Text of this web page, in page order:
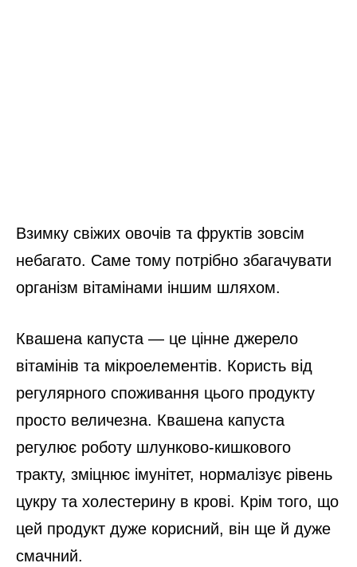
Взимку свіжих овочів та фруктів зовсім
небагато. Саме тому потрібно збагачувати
організм вітамінами іншим шляхом.
Квашена капуста — це цінне джерело
вітамінів та мікроелементів. Користь від
регулярного споживання цього продукту
просто величезна. Квашена капуста
регулює роботу шлунково-кишкового
тракту, зміцнює імунітет, нормалізує рівень
цукру та холестерину в крові. Крім того, що
цей продукт дуже корисний, він ще й дуже
смачний.